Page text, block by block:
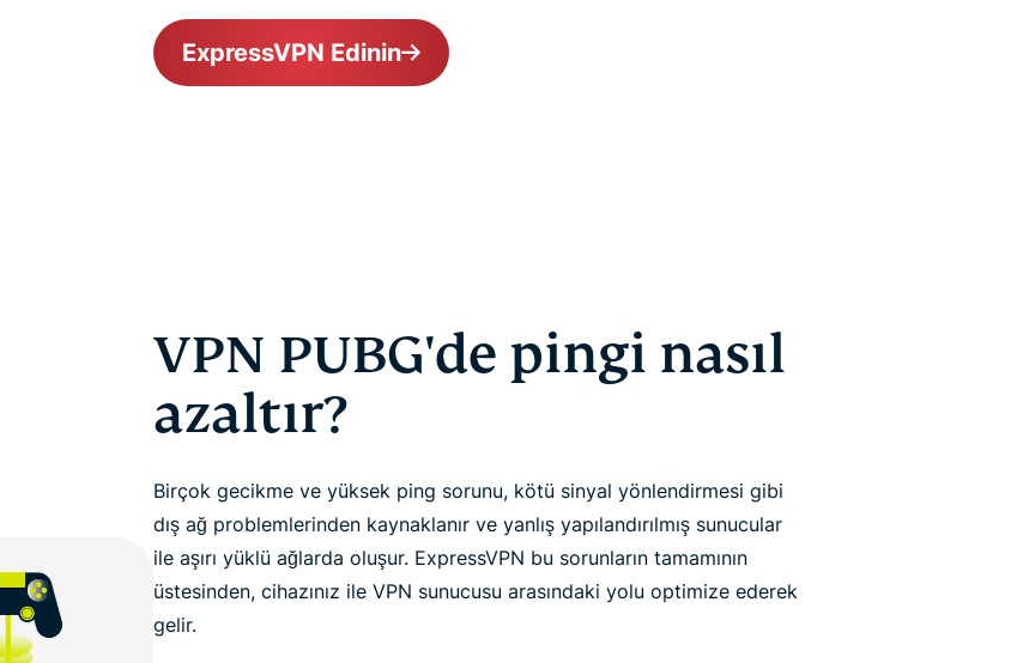
ExpressVPN Edinin
VPN PUBG'de pingi nasıl
azaltır?
Birçok gecikme ve yüksek ping sorunu, kötü sinyal yönlendirmesi gibi
dış ağ problemlerinden kaynaklanır ve yanlış yapılandırılmış sunucular
ile aşırı yüklü ağlarda oluşur. ExpressVPN bu sorunların tamamının
üstesinden, cihazınız ile VPN sunucusu arasındaki yolu optimize ederek
gelir.